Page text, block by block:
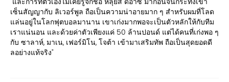
เซ็นสัญญากับ ลิเวอร์พูล ถือเป็นความน่าอายมาก ๆ สำหรับผมที่โลด
แล่นอยู่ในโลกฟุตบอลมานาน เขาเก่งมากพอจะเป็นตัวหลักให้กับทีม
เราแน่นอน และด้วยค่าตัวเพียงแค่ 50 ล้านปอนด์ แต่ได้คนที่เก่งพอ ๆ
กับ ซาลาห์, มาเน, เฟอร์มิโน, โจต้า เข้ามาเสริมทัพ ถือเป็นสุดยอดดี
ลอย่างแท้จริง"